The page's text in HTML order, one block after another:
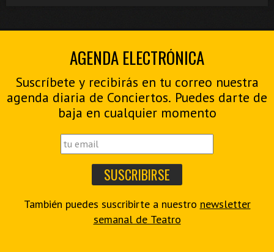
AGENDA ELECTRÓNICA
Suscríbete y recibirás en tu correo nuestra
agenda diaria de Conciertos. Puedes darte de
baja en cualquier momento
También puedes suscribirte a nuestro newsletter
semanal de Teatro